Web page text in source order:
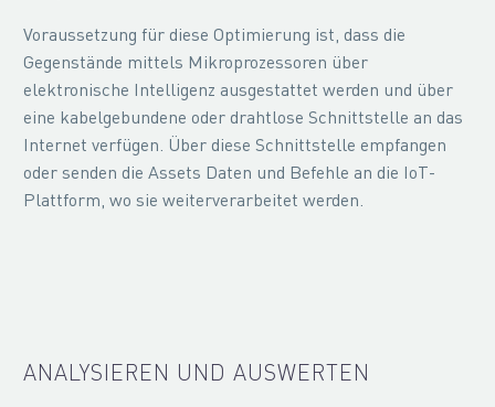
Voraussetzung für diese Optimierung ist, dass die
Gegenstände mittels Mikroprozessoren über
elektronische Intelligenz ausgestattet werden und über
eine kabelgebundene oder drahtlose Schnittstelle an das
Internet verfügen. Über diese Schnittstelle empfangen
oder senden die Assets Daten und Befehle an die IoT-
Plattform, wo sie weiterverarbeitet werden.
ANALYSIEREN UND AUSWERTEN